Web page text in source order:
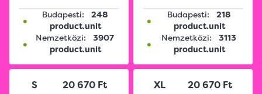
• Budapesti:
248
product.unit
• Nemzetközi:
3907
product.unit
• Budapesti:
218
product.unit
• Nemzetközi:
3113
product.unit
S 20 670 Ft XL 20 670 Ft